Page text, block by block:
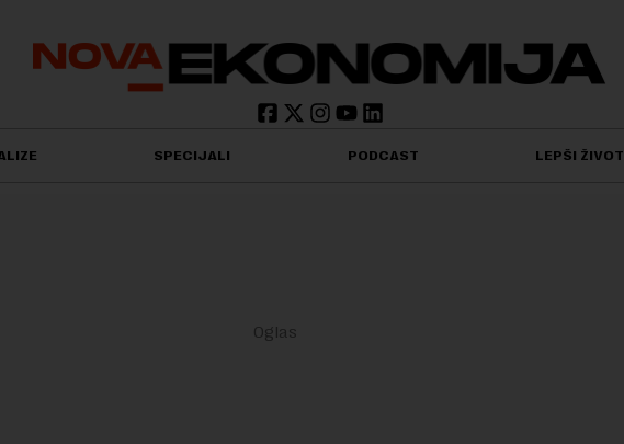
SPECIJALI PODCAST LEPŠI ŽIVOT